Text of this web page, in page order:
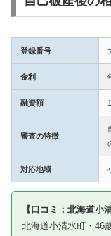
登録番号
金利
融資額
審査の特徴
対応地域
【口コミ：北海道小
北海道小清水町・46